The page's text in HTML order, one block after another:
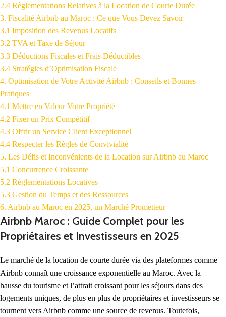
2.4 Règlementations Relatives à la Location de Courte Durée
3. Fiscalité Airbnb au Maroc : Ce que Vous Devez Savoir
3.1 Imposition des Revenus Locatifs
3.2 TVA et Taxe de Séjour
3.3 Déductions Fiscales et Frais Déductibles
3.4 Stratégies d’Optimisation Fiscale
4. Optimisation de Votre Activité Airbnb : Conseils et Bonnes
Pratiques
4.1 Mettre en Valeur Votre Propriété
4.2 Fixer un Prix Compétitif
4.3 Offrir un Service Client Exceptionnel
4.4 Respecter les Règles de Convivialité
5. Les Défis et Inconvénients de la Location sur Airbnb au Maroc
5.1 Concurrence Croissante
5.2 Réglementations Locatives
5.3 Gestion du Temps et des Ressources
6. Airbnb au Maroc en 2025, un Marché Prometteur
Airbnb Maroc : Guide Complet pour les
Propriétaires et Investisseurs en 2025
Le marché de la location de courte durée via des plateformes comme
Airbnb connaît une croissance exponentielle au Maroc. Avec la
hausse du tourisme et l’attrait croissant pour les séjours dans des
logements uniques, de plus en plus de propriétaires et investisseurs se
tournent vers Airbnb comme une source de revenus. Toutefois,